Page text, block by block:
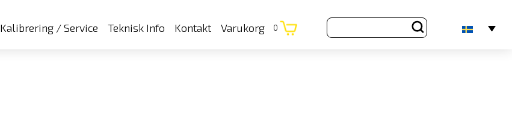
Kalibrering / Service Teknisk Info Kontakt Varukorg 0